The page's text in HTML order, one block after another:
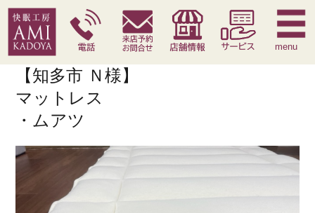
快眠枕 腰痛対策寝具 季節寝具 サービス
menu
【知多市 Ｎ様】
マットレス
・ムアツ